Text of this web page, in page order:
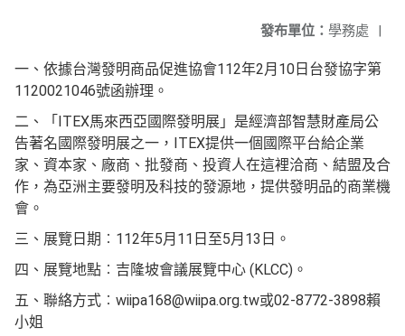
發布單位： 學務處 |
一、依據台灣發明商品促進協會112年2月10日台發協字第
1120021046號函辦理。
二、「ITEX馬來西亞國際發明展」是經濟部智慧財產局公
告著名國際發明展之一，ITEX提供一個國際平台給企業
家、資本家、廠商、批發商、投資人在這裡洽商、結盟及合
作，為亞洲主要發明及科技的發源地，提供發明品的商業機
會。
三、展覽日期︰112年5月11日至5月13日。
四、展覽地點︰吉隆坡會議展覽中心 (KLCC)。
五、聯絡方式︰wiipa168@wiipa.org.tw或02-8772-3898賴
小姐